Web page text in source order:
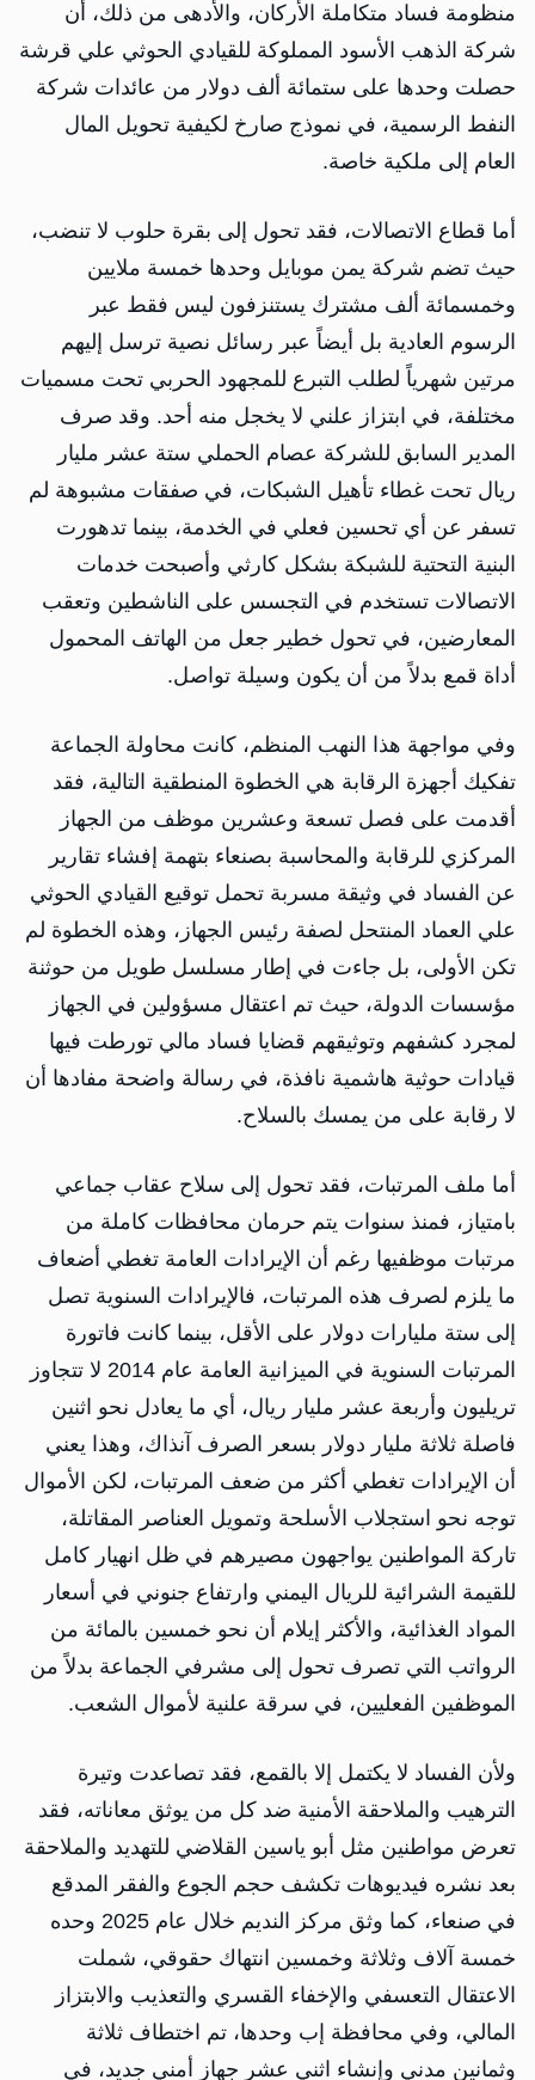
منظومة فساد متكاملة الأركان، والأدهى من ذلك، أن
شركة الذهب الأسود المملوكة للقيادي الحوثي علي قرشة
حصلت وحدها على ستمائة ألف دولار من عائدات شركة
النفط الرسمية، في نموذج صارخ لكيفية تحويل المال
العام إلى ملكية خاصة.
أما قطاع الاتصالات، فقد تحول إلى بقرة حلوب لا تنضب،
حيث تضم شركة يمن موبايل وحدها خمسة ملايين
وخمسمائة ألف مشترك يستنزفون ليس فقط عبر
الرسوم العادية بل أيضاً عبر رسائل نصية ترسل إليهم
مرتين شهرياً لطلب التبرع للمجهود الحربي تحت مسميات
مختلفة، في ابتزاز علني لا يخجل منه أحد. وقد صرف
المدير السابق للشركة عصام الحملي ستة عشر مليار
ريال تحت غطاء تأهيل الشبكات، في صفقات مشبوهة لم
تسفر عن أي تحسين فعلي في الخدمة، بينما تدهورت
البنية التحتية للشبكة بشكل كارثي وأصبحت خدمات
الاتصالات تستخدم في التجسس على الناشطين وتعقب
المعارضين، في تحول خطير جعل من الهاتف المحمول
أداة قمع بدلاً من أن يكون وسيلة تواصل.
وفي مواجهة هذا النهب المنظم، كانت محاولة الجماعة
تفكيك أجهزة الرقابة هي الخطوة المنطقية التالية، فقد
أقدمت على فصل تسعة وعشرين موظف من الجهاز
المركزي للرقابة والمحاسبة بصنعاء بتهمة إفشاء تقارير
عن الفساد في وثيقة مسربة تحمل توقيع القيادي الحوثي
علي العماد المنتحل لصفة رئيس الجهاز، وهذه الخطوة لم
تكن الأولى، بل جاءت في إطار مسلسل طويل من حوثنة
مؤسسات الدولة، حيث تم اعتقال مسؤولين في الجهاز
لمجرد كشفهم وتوثيقهم قضايا فساد مالي تورطت فيها
قيادات حوثية هاشمية نافذة، في رسالة واضحة مفادها أن
لا رقابة على من يمسك بالسلاح.
أما ملف المرتبات، فقد تحول إلى سلاح عقاب جماعي
بامتياز، فمنذ سنوات يتم حرمان محافظات كاملة من
مرتبات موظفيها رغم أن الإيرادات العامة تغطي أضعاف
ما يلزم لصرف هذه المرتبات، فالإيرادات السنوية تصل
إلى ستة مليارات دولار على الأقل، بينما كانت فاتورة
المرتبات السنوية في الميزانية العامة عام 2014 لا تتجاوز
تريليون وأربعة عشر مليار ريال، أي ما يعادل نحو اثنين
فاصلة ثلاثة مليار دولار بسعر الصرف آنذاك، وهذا يعني
أن الإيرادات تغطي أكثر من ضعف المرتبات، لكن الأموال
توجه نحو استجلاب الأسلحة وتمويل العناصر المقاتلة،
تاركة المواطنين يواجهون مصيرهم في ظل انهيار كامل
للقيمة الشرائية للريال اليمني وارتفاع جنوني في أسعار
المواد الغذائية، والأكثر إيلام أن نحو خمسين بالمائة من
الرواتب التي تصرف تحول إلى مشرفي الجماعة بدلاً من
الموظفين الفعليين، في سرقة علنية لأموال الشعب.
ولأن الفساد لا يكتمل إلا بالقمع، فقد تصاعدت وتيرة
الترهيب والملاحقة الأمنية ضد كل من يوثق معاناته، فقد
تعرض مواطنين مثل أبو ياسين القلاضي للتهديد والملاحقة
بعد نشره فيديوهات تكشف حجم الجوع والفقر المدقع
في صنعاء، كما وثق مركز النديم خلال عام 2025 وحده
خمسة آلاف وثلاثة وخمسين انتهاك حقوقي، شملت
الاعتقال التعسفي والإخفاء القسري والتعذيب والابتزاز
المالي، وفي محافظة إب وحدها، تم اختطاف ثلاثة
وثمانين مدني وإنشاء اثني عشر جهاز أمني جديد، في